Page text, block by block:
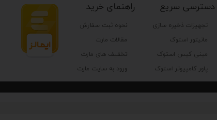
تجهیزات ذخیره سازی
مانیتور استوک
مینی کیس استوک
پاور کامپیوتر استوک
دسترسی سریع راهنمای خرید
نحوه ثبت سفارش
مقالات مارت
تخفیف های مارت
ورود به سایت مارت